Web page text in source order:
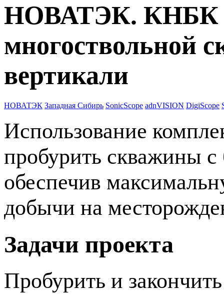
НОВАТЭК. КНБК
многоствольной
вертикали
НОВАТЭК Западная Сибирь SonicScope adnVISION DigiScope
Использование
пробурить скважины
обеспечив
добычи на
Задачи проекта
Пробурить и